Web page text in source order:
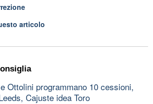
articolo
Ottolini programmano 10 cessioni,
Cajuste idea Toro